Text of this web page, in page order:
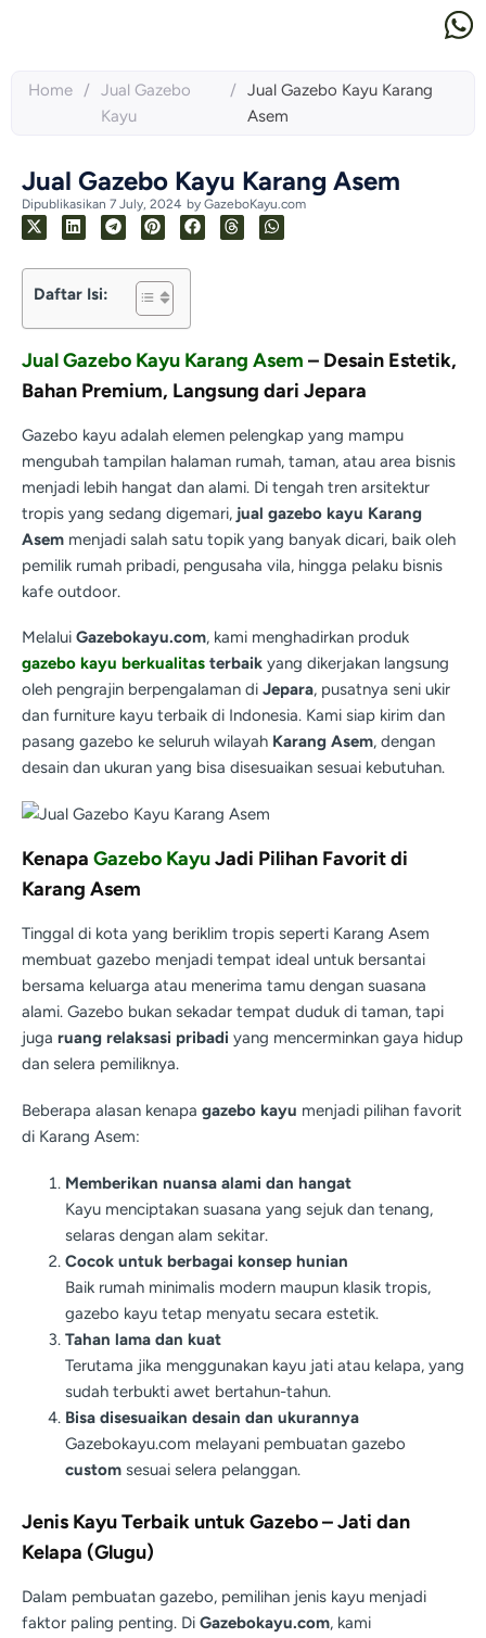
Home / Jual Gazebo
Kayu
/ Jual Gazebo Kayu Karang
Asem
Jual Gazebo Kayu Karang Asem
Dipublikasikan 7 July, 2024 by GazeboKayu.com
Daftar Isi:
Jual Gazebo Kayu Karang Asem – Desain Estetik,
Bahan Premium, Langsung dari Jepara
Gazebo kayu adalah elemen pelengkap yang mampu
mengubah tampilan halaman rumah, taman, atau area bisnis
menjadi lebih hangat dan alami. Di tengah tren arsitektur
tropis yang sedang digemari, jual gazebo kayu Karang
Asem menjadi salah satu topik yang banyak dicari, baik oleh
pemilik rumah pribadi, pengusaha vila, hingga pelaku bisnis
kafe outdoor.
Melalui Gazebokayu.com, kami menghadirkan produk
gazebo kayu berkualitas terbaik yang dikerjakan langsung
oleh pengrajin berpengalaman di Jepara, pusatnya seni ukir
dan furniture kayu terbaik di Indonesia. Kami siap kirim dan
pasang gazebo ke seluruh wilayah Karang Asem, dengan
desain dan ukuran yang bisa disesuaikan sesuai kebutuhan.
Kenapa Gazebo KayuJadi Pilihan Favorit di
Karang Asem
Tinggal di kota yang beriklim tropis seperti Karang Asem
membuat gazebo menjadi tempat ideal untuk bersantai
bersama keluarga atau menerima tamu dengan suasana
alami. Gazebo bukan sekadar tempat duduk di taman, tapi
juga ruang relaksasi pribadi yang mencerminkan gaya hidup
dan selera pemiliknya.
Beberapa alasan kenapa gazebo kayu menjadi pilihan favorit
di Karang Asem:
Memberikan nuansa alami dan hangat
Kayu menciptakan suasana yang sejuk dan tenang,
selaras dengan alam sekitar.
Cocok untuk berbagai konsep hunian
Baik rumah minimalis modern maupun klasik tropis,
gazebo kayu tetap menyatu secara estetik.
Tahan lama dan kuat
Terutama jika menggunakan kayu jati atau kelapa, yang
sudah terbukti awet bertahun-tahun.
Bisa disesuaikan desain dan ukurannya
Gazebokayu.com melayani pembuatan gazebo
custom sesuai selera pelanggan.
Jenis Kayu Terbaik untuk Gazebo – Jati dan
Kelapa (Glugu)
Dalam pembuatan gazebo, pemilihan jenis kayu menjadi
faktor paling penting. Di Gazebokayu.com, kami